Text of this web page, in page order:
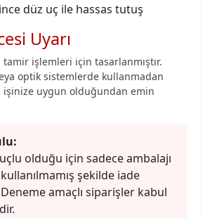
düz uç ile hassas tutuş
Uyarı
işlemleri için tasarlanmıştır.
optik sistemlerde kullanmadan
işinize uygun olduğundan emin
olduğu için sadece ambalajı
kullanılmamış şekilde iade
Deneme amaçlı siparişler kabul